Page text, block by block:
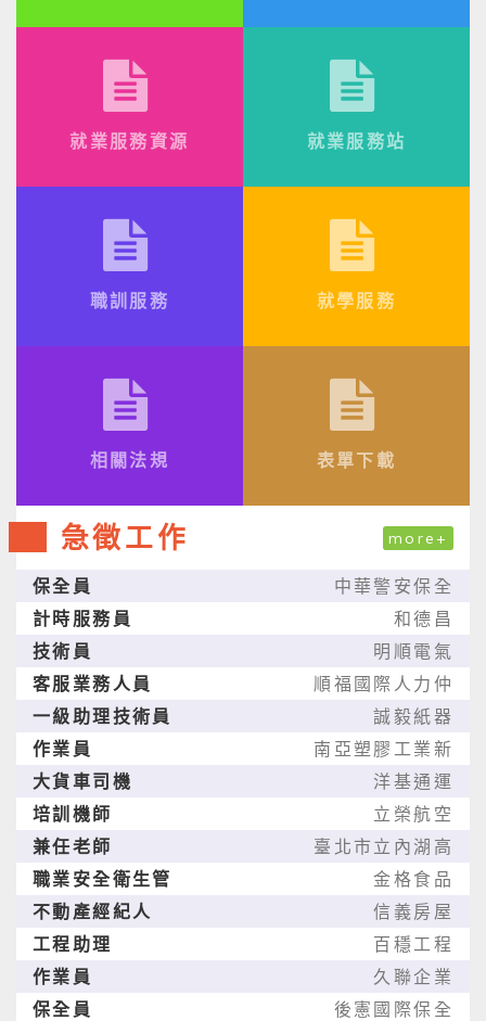
就業服務資源 就業服務站
職訓服務 就學服務
相關法規 表單下載
急徵工作 more+
保全員
中華警安保全
計時服務員
和德昌
技術員
明順電氣
客服業務人員
順福國際人力仲
一級助理技術員
誠毅紙器
作業員
南亞塑膠工業新
大貨車司機
洋基通運
培訓機師
立榮航空
兼任老師
臺北市立內湖高
職業安全衛生管
金格食品
不動產經紀人
信義房屋
工程助理
百穩工程
作業員
久聯企業
保全員
後憲國際保全